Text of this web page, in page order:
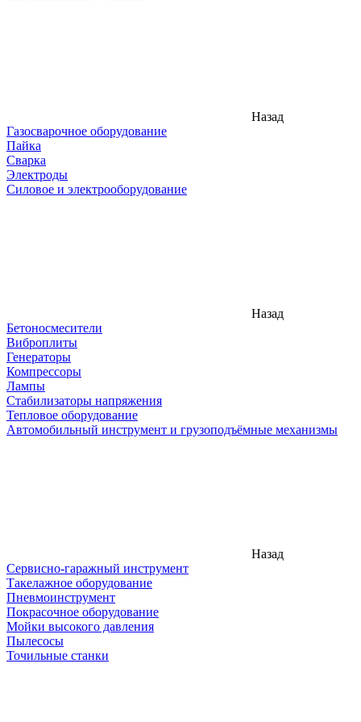
Назад
Газосварочное оборудование
Пайка
Сварка
Электроды
Силовое и электрооборудование
Назад
Бетоносмесители
Виброплиты
Генераторы
Компрессоры
Лампы
Стабилизаторы напряжения
Тепловое оборудование
Автомобильный инструмент и грузоподъёмные механизмы
Назад
Сервисно-гаражный инструмент
Такелажное оборудование
Пневмоинструмент
Покрасочное оборудование
Мойки высокого давления
Пылесосы
Точильные станки